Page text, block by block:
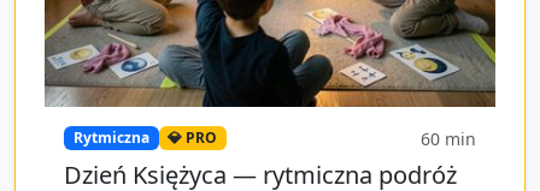
Rytmiczna 💎 PRO 60 min
Dzień Księżyca — rytmiczna podróż